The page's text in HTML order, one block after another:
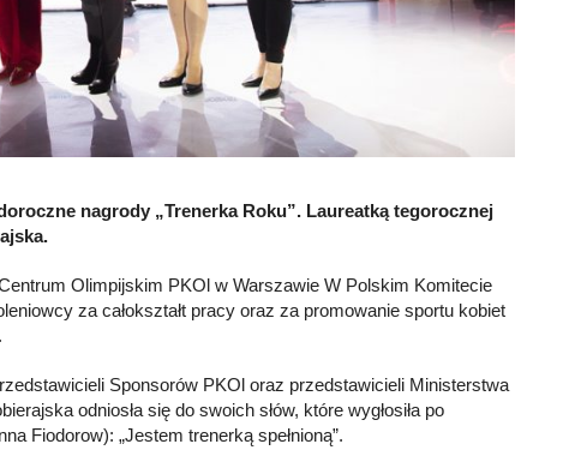
nagrody „Trenerka Roku”. Laureatką tegorocznej
Olimpijskim PKOl w Warszawie W Polskim Komitecie
za całokształt pracy oraz za promowanie sportu kobiet
Sponsorów PKOl oraz przedstawicieli Ministerstwa
odniosła się do swoich słów, które wygłosiła po
Fiodorow): „Jestem trenerką spełnioną”.